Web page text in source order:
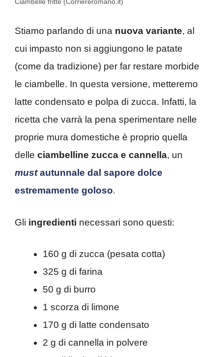
Stiamo parlando di una nuova variante, al
cui impasto non si aggiungono le patate
(come da tradizione) per far restare morbide
le ciambelle. In questa versione, metteremo
latte condensato e polpa di zucca. Infatti, la
ricetta che varrà la pena sperimentare nelle
proprie mura domestiche è proprio quella
delle ciambelline zucca e cannella, un
mustautunnale dal sapore dolce
estremamente goloso.
Gli ingredienti necessari sono questi:
160 g di zucca (pesata cotta)
325 g di farina
50 g di burro
1 scorza di limone
170 g di latte condensato
2 g di cannella in polvere